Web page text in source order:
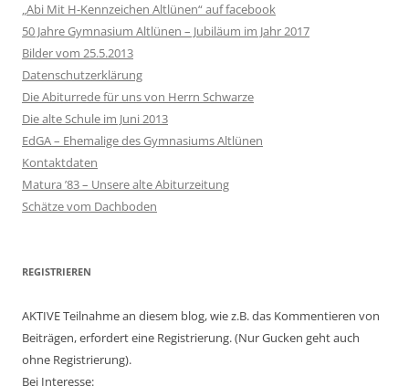
„Abi Mit H-Kennzeichen Altlünen“ auf facebook
50 Jahre Gymnasium Altlünen – Jubiläum im Jahr 2017
Bilder vom 25.5.2013
Datenschutzerklärung
Die Abiturrede für uns von Herrn Schwarze
Die alte Schule im Juni 2013
EdGA – Ehemalige des Gymnasiums Altlünen
Kontaktdaten
Matura ’83 – Unsere alte Abiturzeitung
Schätze vom Dachboden
REGISTRIEREN
AKTIVE Teilnahme an diesem blog, wie z.B. das Kommentieren von
Beiträgen, erfordert eine Registrierung. (Nur Gucken geht auch
ohne Registrierung).
Bei Interesse: